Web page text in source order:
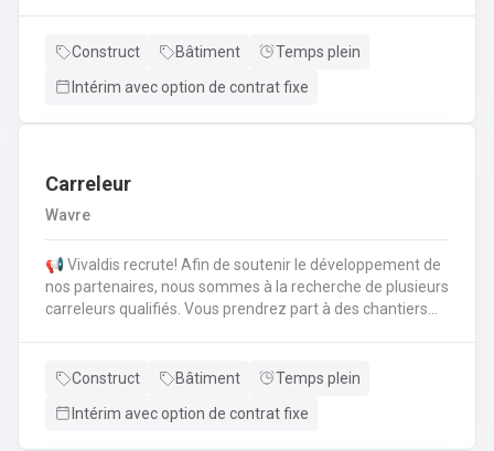
numériques.Tu manipules les outils en menuiserie tels
Construct Bâtiment
Temps plein
Intérim avec option de contrat fixe
Carreleur
Wavre
📢 Vivaldis recrute! Afin de soutenir le développement de
nos partenaires, nous sommes à la recherche de plusieurs
carreleurs qualifiés. Vous prendrez part à des chantiers
Carreleur : Préparer, ragréer et égaliser les surfaces pour
techniques et concevoir le calepinage pour optimiser la
Construct Bâtiment
Temps plein
Intérim avec option de contrat fixe